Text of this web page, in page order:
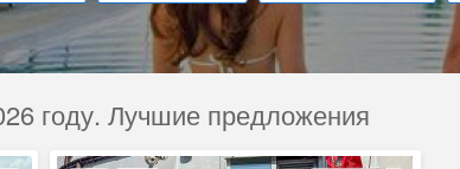
году. Лучшие предложения